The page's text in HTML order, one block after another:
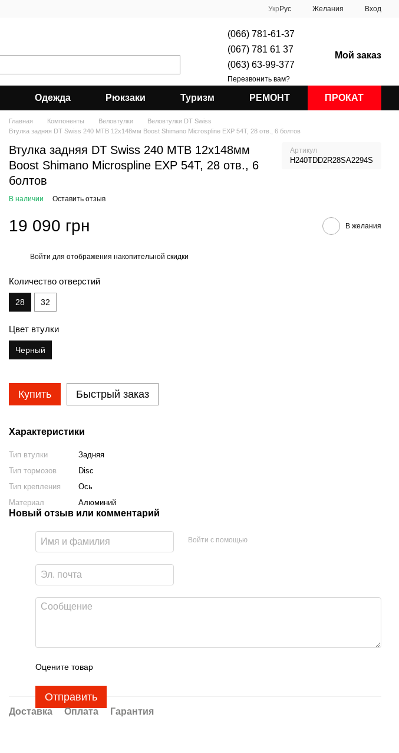
Укр Рус Желания Вход
(066) 781-61-37
(067) 781 61 37
(063) 63-99-377
Перезвонить вам?
Мой заказ
Одежда Рюкзаки Туризм РЕМОНТ ПРОКАТ
Главная Компоненты Веловтулки
Веловтулки DT Swiss
Втулка задняя DT Swiss 240 MTB 12x148мм Boost Shimano Microspline EXP 54T, 28 отв., 6 болтов
Втулка задняя DT Swiss 240 MTB 12x148мм
Boost Shimano Microspline EXP 54T, 28 отв., 6
болтов
Артикул
H240TDD2R28SA2294S
В наличии Оставить отзыв
19 090 грн В желания
Войти для отображения накопительной скидки
Количество отверстий
28 32
Цвет втулки
Черный
Купить Быстрый заказ
Характеристики
Тип втулки
Задняя
Тип тормозов
Disc
Тип крепления
Ось
Материал
Алюминий
Новый отзыв или комментарий
Войти с помощью
Оцените товар
Отправить
Доставка Оплата Гарантия